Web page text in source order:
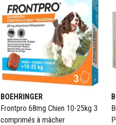
BOEHRINGER
Frontpro 68mg Chien 10-25kg 3
comprimés à mâcher